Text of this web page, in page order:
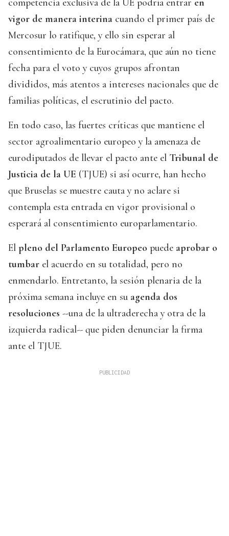
competencia exclusiva de la UE podría entrar en
vigor de manera interina cuando el primer país de
Mercosur lo ratifique, y ello sin esperar al
consentimiento de la Eurocámara, que aún no tiene
fecha para el voto y cuyos grupos afrontan
divididos, más atentos a intereses nacionales que de
familias políticas, el escrutinio del pacto.
En todo caso, las fuertes críticas que mantiene el
sector agroalimentario europeo y la amenaza de
eurodiputados de llevar el pacto ante el Tribunal de
Justicia de la UE (TJUE) si así ocurre, han hecho
que Bruselas se muestre cauta y no aclare si
contempla esta entrada en vigor provisional o
esperará al consentimiento europarlamentario.
El pleno del Parlamento Europeo puede aprobar o
tumbar el acuerdo en su totalidad, pero no
enmendarlo. Entretanto, la sesión plenaria de la
próxima semana incluye en su agenda dos
resoluciones --una de la ultraderecha y otra de la
izquierda radical-- que piden denunciar la firma
ante el TJUE.